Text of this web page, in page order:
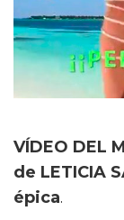
VÍDEO DEL
de LETICIA
épica.